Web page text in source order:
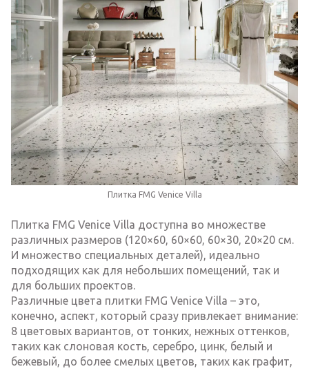
Плитка FMG Venice Villa
Плитка FMG Venice Villa доступна во множестве
различных размеров (120×60, 60×60, 60×30, 20×20 см.
И множество специальных деталей), идеально
подходящих как для небольших помещений, так и
для больших проектов.
Различные цвета плитки FMG Venice Villa – это,
конечно, аспект, который сразу привлекает внимание:
8 цветовых вариантов, от тонких, нежных оттенков,
таких как слоновая кость, серебро, цинк, белый и
бежевый, до более смелых цветов, таких как графит,